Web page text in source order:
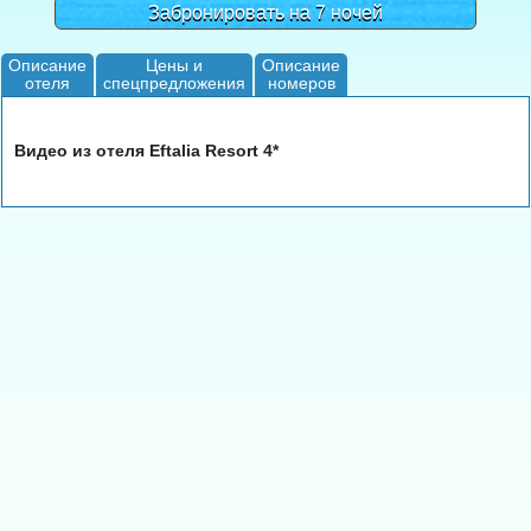
Забронировать на 7 ночей
Описание
отеля
Цены и
спецпредложения
Описание
номеров
Видео из отеля Eftalia Resort 4*